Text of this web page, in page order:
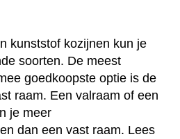
kunststof kozijnen kun je
soorten. De meest
goedkoopste optie is de
raam. Een valraam of een
je meer
dan een vast raam. Lees